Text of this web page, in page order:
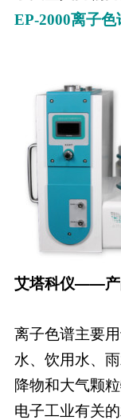
EP-2000离子色
艾塔科仪——产
离子色谱主要
水、饮用水、
降物和大气颗
电子工业有关